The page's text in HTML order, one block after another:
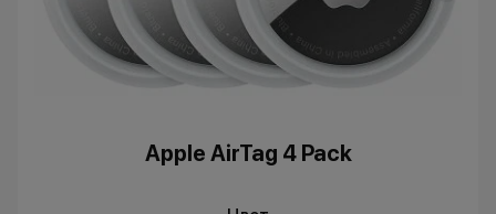
Apple AirTag 4 Pack